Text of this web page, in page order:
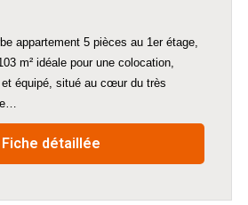
appartement 5 pièces au 1er étage,
m² idéale pour une colocation,
équipé, situé au cœur du très
Fiche détaillée